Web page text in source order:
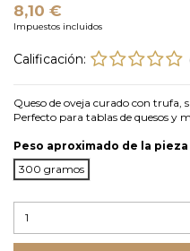
8,10 €
Impuestos incluidos
Calificación:
Queso de oveja curado con
Perfecto para tablas de quesos y
Peso aproximado de la pieza
300 gramos